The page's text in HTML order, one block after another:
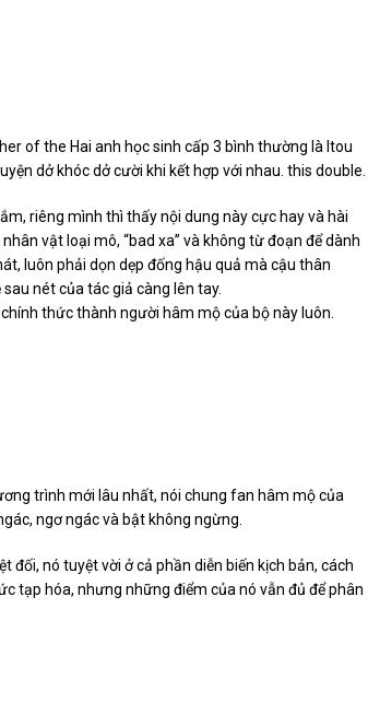
of the Hai anh học sinh cấp 3 bình thường là Itou
dở khóc dở cười khi kết hợp với nhau. this double.
riêng mình thì thấy nội dung này cực hay và hài
vật loại mô, “bad xa” và không từ đoạn để dành
luôn phải dọn dẹp đống hậu quả mà cậu thân
nét của tác giả càng lên tay.
thức thành người hâm mộ của bộ này luôn.
trình mới lâu nhất, nói chung fan hâm mộ của
ngơ ngác và bật không ngừng.
đối, nó tuyệt vời ở cả phần diễn biến kịch bản, cách
tạp hóa, nhưng những điểm của nó vẫn đủ để phân